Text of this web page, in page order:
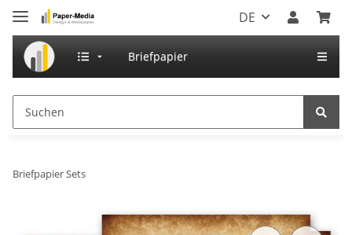
DE
Briefpapier
Briefpapier Sets